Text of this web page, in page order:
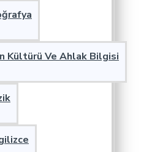
Kültürü Ve Ahlak Bilgisi